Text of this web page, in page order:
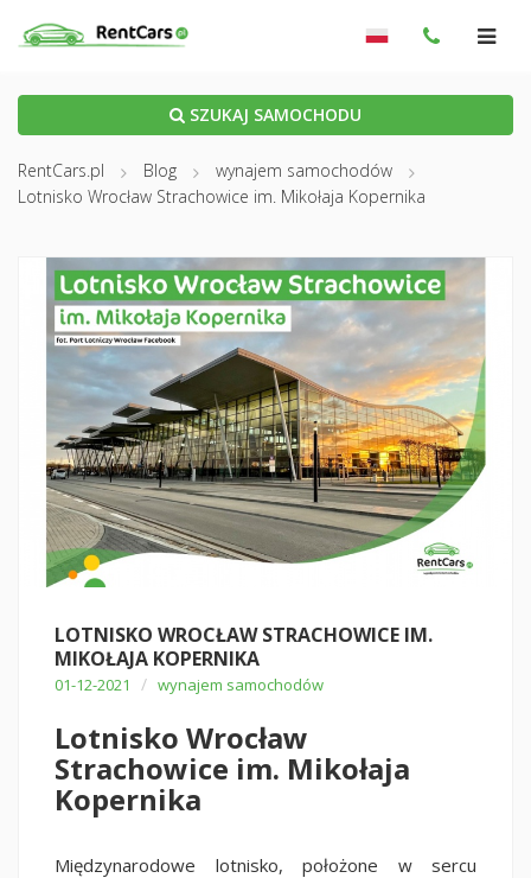
SZUKAJ SAMOCHODU
RentCars.pl Blog
wynajem samochodów
Lotnisko Wrocław Strachowice im. Mikołaja Kopernika
LOTNISKO WROCŁAW STRACHOWICE IM.
MIKOŁAJA KOPERNIKA
01-12-2021 / wynajem samochodów
Lotnisko Wrocław
Strachowice im. Mikołaja
Kopernika
Międzynarodowe lotnisko, położone w sercu